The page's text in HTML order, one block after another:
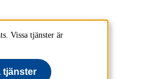
Vissa tjänster är
tjänster